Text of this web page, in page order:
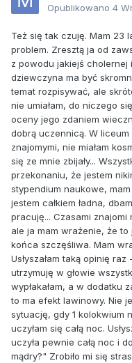
Opublikowano 4
Też się tak czuję. Mam 23
problem. Zresztą ja od
z powodu jakiejś cholernej
dziewczyna ma być
temat rozpisywać, ale
nie umiałam, do niczego
oceny jego zdaniem
dobrą uczennicą. W liceum
znajomymi, nie miałam
się ze mnie zbijały...
przekonaniu, że jestem
stypendium naukowe,
jestem całkiem ładna,
pracuję... Czasami znajomi
ale ja mam wrażenie, że
końca szczęśliwa. Mam
Usłyszałam taką opinię
utrzymuję w głowie
wypłakałam, a w dodatku
to ma efekt lawinowy. Nie
sytuację, gdy 1 kolokwium
uczyłam się całą noc.
uczyła pewnie całą noc i
mądry?" Zrobiło mi się